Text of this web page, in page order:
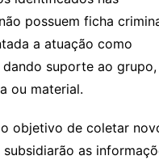
possuem ficha
a atuação como
suporte ao
ou material.
objetivo de coletar
as